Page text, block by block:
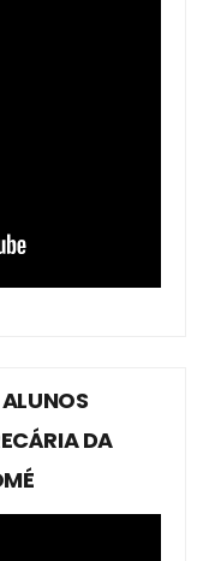
ALUNOS
DA